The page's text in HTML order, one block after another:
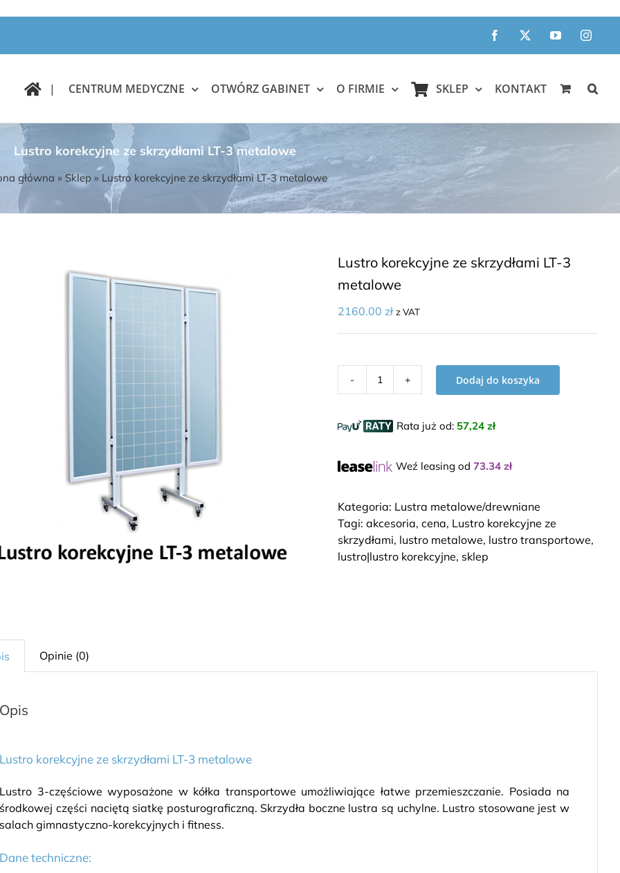
Facebook
X YouTube
| CENTRUM MEDYCZNE OTWÓRZ GABINET O FIRMIE SKLEP KONTAKT
Lustro korekcyjne ze skrzydłami LT-3 metalowe
główna » Sklep» Lustro korekcyjne ze skrzydłami LT-3 metalowe
Lustro korekcyjne ze skrzydłami LT-3
metalowe
2160.00zł z VAT
ilość
korekcyjne
ze
LT-
metalowe
Dodaj do koszyka
Rata już od: 57,24 zł
Weź leasing od73.34zł
Kategoria: Lustra metalowe/drewniane
Tagi:akcesoria,cena, Lustro korekcyjne ze
skrzydłami, lustro metalowe, lustro transportowe,
lustro|lustro korekcyjne, sklep
Opinie (0)
Opis
Lustro korekcyjne ze skrzydłami LT-3 metalowe
Lustro 3-częściowe wyposażone w kółka transportowe umożliwiające łatwe przemieszczanie. Posiada na
środkowej części naciętą siatkę posturograficzną. Skrzydła boczne lustra są uchylne. Lustro stosowane jest w
salach gimnastyczno-korekcyjnych i fitness.
Dane techniczne: